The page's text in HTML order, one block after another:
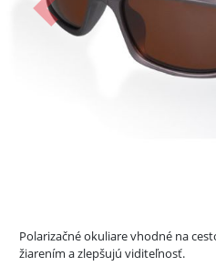
Predchádzajúci
Polarizačné okuliare vhodné na
žiarením a zlepšujú viditeľnosť.